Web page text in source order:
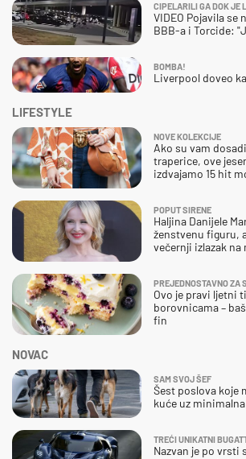
CIPELARILI GA DOK JE
VIDEO Pojavila se
BBB-a i Torcide:
BOMBA!
Liverpool doveo
NOVAC
SAM SVOJ ŠEF
Šest poslova koje
kuće uz
TREĆI UNIKATNI
Nazvan je po vrsti
LIFESTYLE
NOVE KOLEKCIJE
Ako su vam
traperice, ove
izdvajamo 15 hit
POPUT SIRENE
Haljina Danijele
ženstvenu figuru,
večernji izlazak na
PREJEDNOSTAVNO ZA
Ovo je pravi ljetni
borovnicama –
fin